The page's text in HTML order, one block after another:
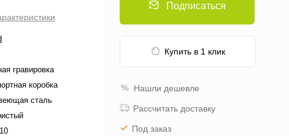
гравировка
коробка
сталь
Подписаться
Купить в 1 клик
Нашли дешевле
Рассчитать доставку
Под заказ